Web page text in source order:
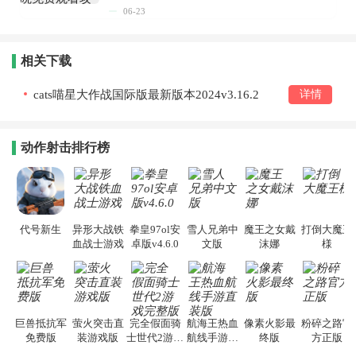
06-23
相关下载
cats喵星大作战国际版最新版本2024v3.16.2 详情
动作射击排行榜
代号新生
异形大战铁
血战士游戏
拳皇97ol安
卓版v4.6.0
雪人兄弟中
文版
魔王之女戴
沫娜
打倒大魔王
様
巨兽抵抗军
免费版
萤火突击直
装游戏版
完全假面骑
士世代2游戏
航海王热血
航线手游直
像素火影最
终版
粉碎之路官
方正版